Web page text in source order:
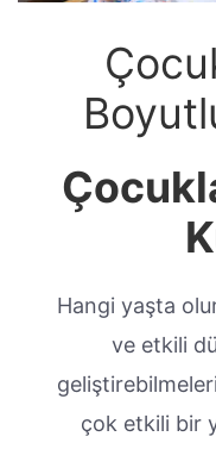
Hangi yaşta
ve etkili
çok etkili bir